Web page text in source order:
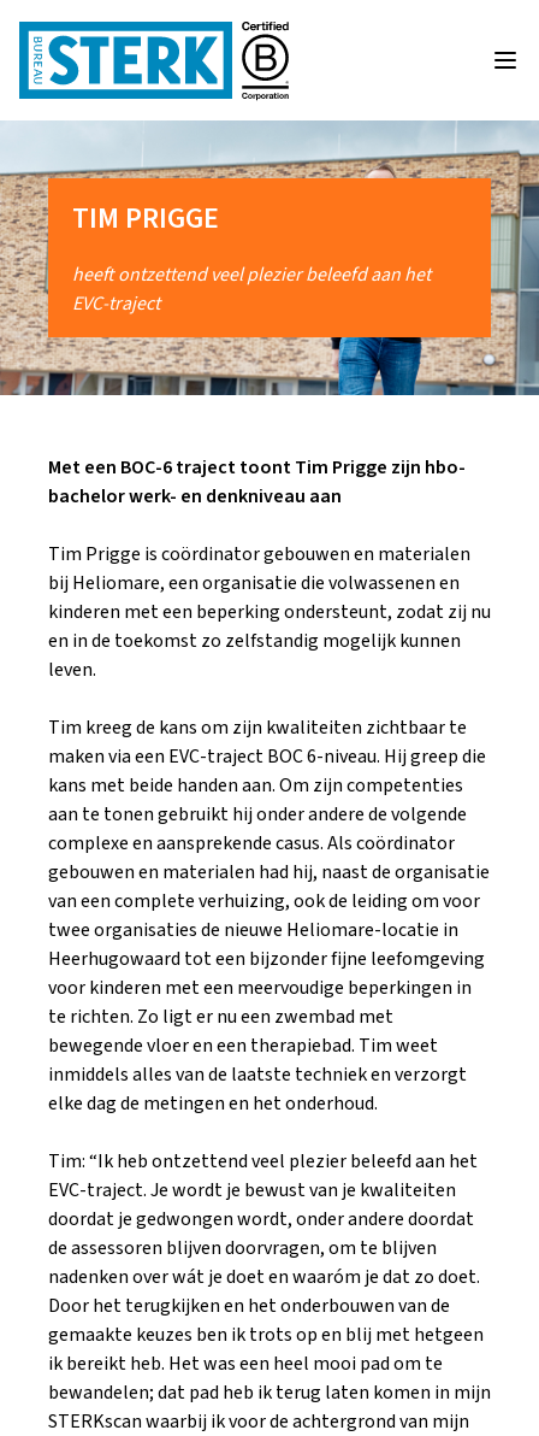
TIM PRIGGE
heeft ontzettend veel plezier beleefd aan het
EVC-traject
Met een BOC-6 traject toont Tim Prigge zijn hbo-
bachelor werk- en denkniveau aan
Tim Prigge is coördinator gebouwen en materialen
bij Heliomare, een organisatie die volwassenen en
kinderen met een beperking ondersteunt, zodat zij nu
en in de toekomst zo zelfstandig mogelijk kunnen
leven.
Tim kreeg de kans om zijn kwaliteiten zichtbaar te
maken via een EVC-traject BOC 6-niveau. Hij greep die
kans met beide handen aan. Om zijn competenties
aan te tonen gebruikt hij onder andere de volgende
complexe en aansprekende casus. Als coördinator
gebouwen en materialen had hij, naast de organisatie
van een complete verhuizing, ook de leiding om voor
twee organisaties de nieuwe Heliomare-locatie in
Heerhugowaard tot een bijzonder fijne leefomgeving
voor kinderen met een meervoudige beperkingen in
te richten. Zo ligt er nu een zwembad met
bewegende vloer en een therapiebad. Tim weet
inmiddels alles van de laatste techniek en verzorgt
elke dag de metingen en het onderhoud.
Tim: “Ik heb ontzettend veel plezier beleefd aan het
EVC-traject. Je wordt je bewust van je kwaliteiten
doordat je gedwongen wordt, onder andere doordat
de assessoren blijven doorvragen, om te blijven
nadenken over wát je doet en waaróm je dat zo doet.
Door het terugkijken en het onderbouwen van de
gemaakte keuzes ben ik trots op en blij met hetgeen
ik bereikt heb. Het was een heel mooi pad om te
bewandelen; dat pad heb ik terug laten komen in mijn
STERKscan waarbij ik voor de achtergrond van mijn